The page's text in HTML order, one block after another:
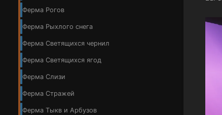
Ферма Рогов
Ферма Рыхлого снега
Ферма Светящихся чернил
Ферма Светящихся ягод
Ферма Слизи
Ферма Стражей
Ферма Тыкв и Арбузов